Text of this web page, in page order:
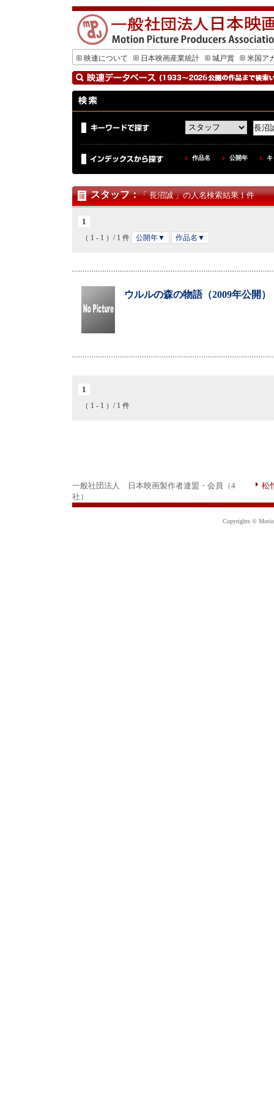
映連について 日本映画産業統計 城戸賞 米国ア
作品名 公開年
スタッフ：「 長沼誠 」の人名検索結果 1 件
1
（ 1 - 1 ）/ 1 件 公開年▼ 作品名▼
ウルルの森の物語（2009年公開）
1
（ 1 - 1 ）/ 1 件
一般社団法人 日本映画製作者連盟・会員（4
社）
松
Copyrights ©